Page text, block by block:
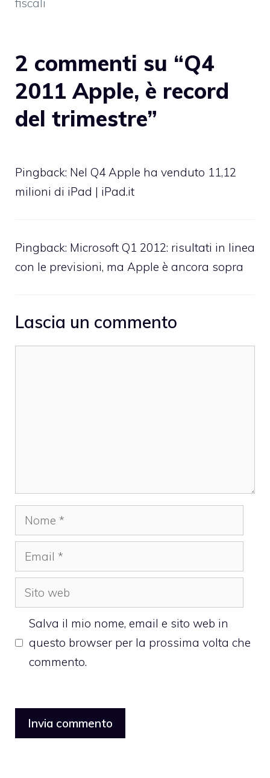
fiscali
2 commenti su “Q4
2011 Apple, è record
del trimestre”
Pingback: Nel Q4 Apple ha venduto 11,12
milioni di iPad | iPad.it
Pingback: Microsoft Q1 2012: risultati in linea
con le previsioni, ma Apple è ancora sopra
Lascia un commento
Nome
Email
Sito
web
Salva il mio nome, email e sito web in
questo browser per la prossima volta che
commento.